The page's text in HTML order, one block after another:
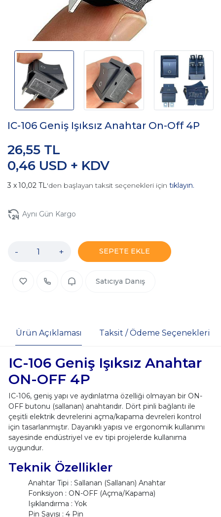
IC-106 Geniş Işıksız Anahtar On-Off 4P
0,46 USD + KDV
26,55 TL
10,02 TL'den başlayan taksit seçenekleri için tıklayın.
Aynı Gün Kargo
- + SEPETE EKLE
Satıcıya Danış
Ürün Açıklaması Taksit / Ödeme Seçenekleri
IC-106 Geniş Işıksız Anahtar
ON-OFF 4P
IC-106, geniş yapı ve aydınlatma özelliği olmayan bir ON-
OFF butonu (sallanan) anahtarıdır. Dört pinli bağlantı ile
çeşitli elektrik devrelerini açma/kapama devreleri kontrol
için tasarlanmıştır. Dayanıklı yapısı ve ergonomik kullanımı
sayesinde endüstriyel ve ev tipi projelerde kullanıma
uygundur.
Teknik Özellikler
Anahtar Tipi : Sallanan (Sallanan) Anahtar
Fonksiyon : ON-OFF (Açma/Kapama)
Işıklandırma : Yok
Pin Sayısı : 4 Pin